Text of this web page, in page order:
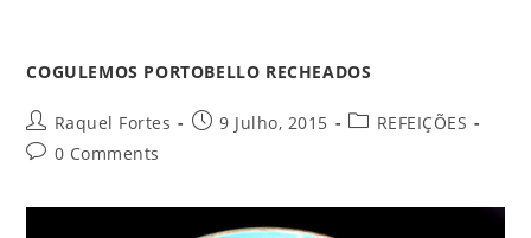
COGULEMOS PORTOBELLO RECHEADOS
Raquel Fortes 9 Julho, 2015
REFEIÇÕES
0 Comments